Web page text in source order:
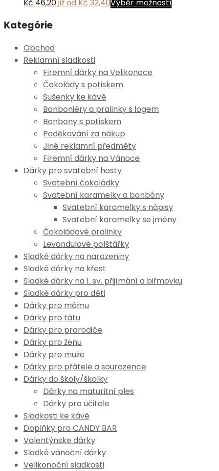
na
Kč 46,20již od Kč 32,40Výběr možností
Kategórie
Obchod
Reklamní sladkosti
Firemní dárky na Velikonoce
Čokolády s potiskem
Sušenky ke kávě
Bonboniéry a pralinky s logem
Bonbony s potiskem
Poděkování za nákup
Jiné reklamní předměty
Firemní dárky na Vánoce
Dárky pro svatební hosty
Svatební čokoládky
Svatební karamelky a bonbóny
Svatební karamelky s nápisy
Svatební karamelky se jmény
Čokoládové pralinky
Levandulové polštářky
Sladké dárky na narozeniny
Sladké dárky na křest
Sladké dárky na 1. sv. přijímání a biřmovku
Sladké dárky pro děti
Dárky pro mámu
Dárky pro tátu
Dárky pro prarodiče
Dárky pro ženu
Dárky pro muže
Dárky pro přátele a sourozence
Dárky do školy/školky
Dárky na maturitní ples
Dárky pro učitele
Sladkosti ke kávě
Doplňky pro CANDY BAR
Valentýnske dárky
Sladké vánoční dárky
Velikonoční sladkosti